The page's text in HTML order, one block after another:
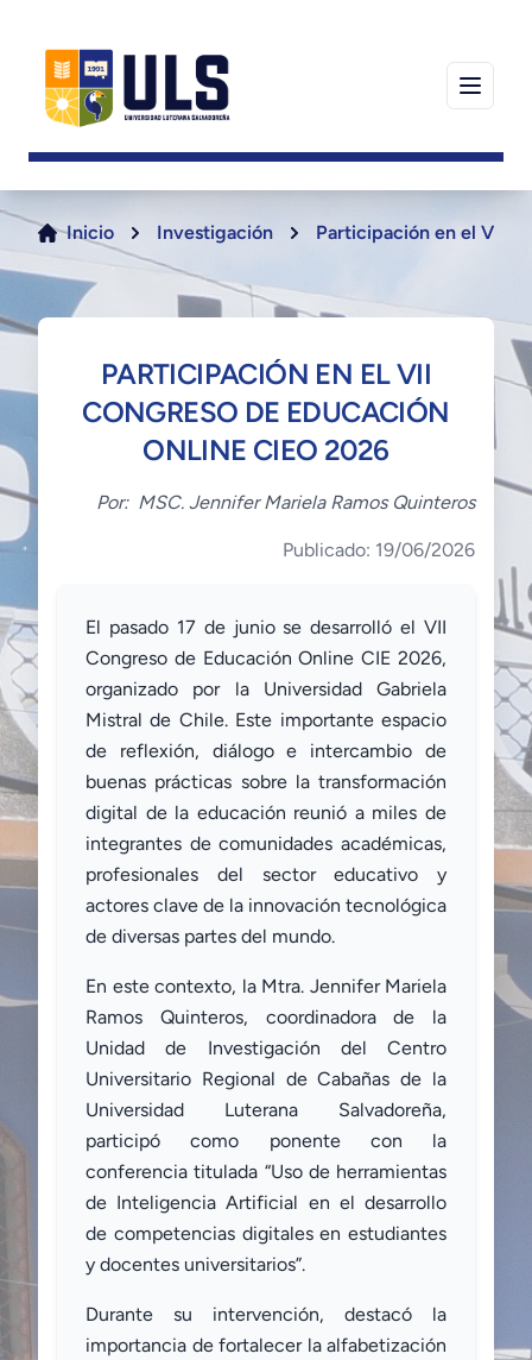
Inicio Investigación Participación en el VII
PARTICIPACIÓN EN EL VII
CONGRESO DE EDUCACIÓN
ONLINE CIEO 2026
Por: MSC. Jennifer Mariela Ramos Quinteros
Publicado: 19/06/2026
El pasado 17 de junio se desarrolló el VII
Congreso de Educación Online CIE 2026,
organizado por la Universidad Gabriela
Mistral de Chile. Este importante espacio
de reflexión, diálogo e intercambio de
buenas prácticas sobre la transformación
digital de la educación reunió a miles de
integrantes de comunidades académicas,
profesionales del sector educativo y
actores clave de la innovación tecnológica
de diversas partes del mundo.
En este contexto, la Mtra. Jennifer Mariela
Ramos Quinteros, coordinadora de la
Unidad de Investigación del Centro
Universitario Regional de Cabañas de la
Universidad Luterana Salvadoreña,
participó como ponente con la
conferencia titulada “Uso de herramientas
de Inteligencia Artificial en el desarrollo
de competencias digitales en estudiantes
y docentes universitarios”.
Durante su intervención, destacó la
importancia de fortalecer la alfabetización